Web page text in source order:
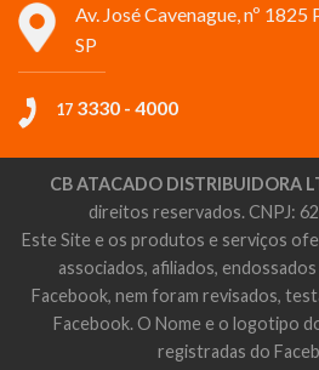
Av. José Cavenague, nº
SP
17 3330 - 4000
CB ATACADO DISTRIBUIDORA
direitos reservados. CNPJ:
Este Site e os produtos e serviços
associados, afiliados,
Facebook, nem foram revisados,
Facebook. O Nome e o logotipo
registradas do